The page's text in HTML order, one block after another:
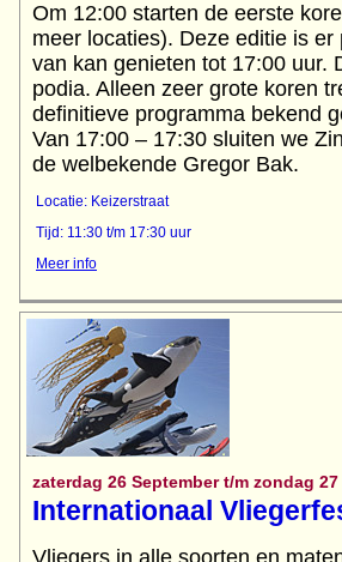
Om 12:00 starten de eerste
meer locaties). Deze editie is
van kan genieten tot 17:00 uur.
podia. Alleen zeer grote koren
definitieve programma bekend
Van 17:00 – 17:30 sluiten we
Locatie: Keizerstraat
Tijd: 11:30 t/m 17:30 uur
Meer info
zaterdag 26 September t/m zondag
Internationaal
Vliegers in alle soorten en